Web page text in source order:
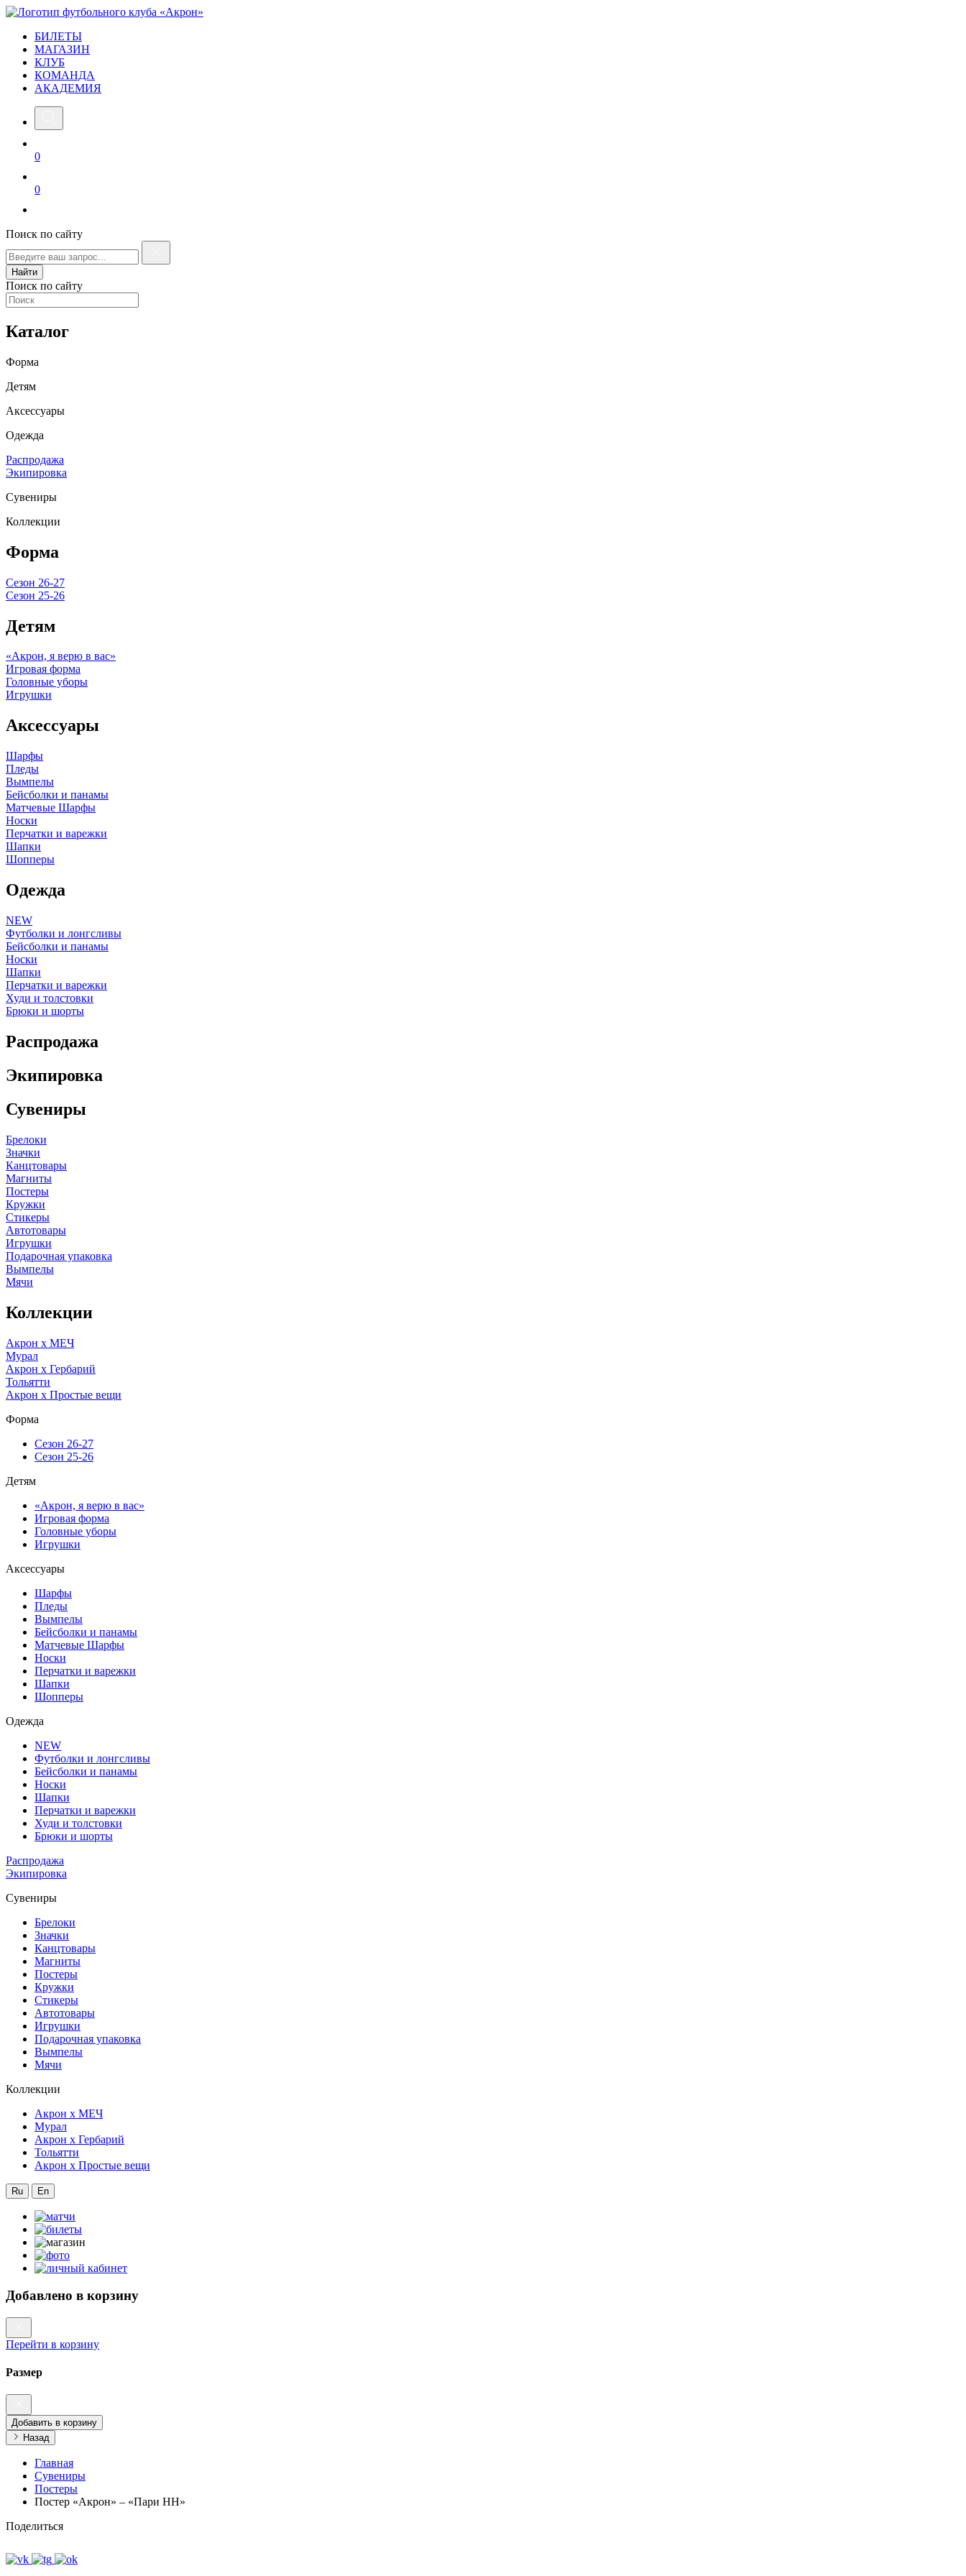
БИЛЕТЫ
МАГАЗИН
КЛУБ
КОМАНДА
АКАДЕМИЯ
0
0
Поиск по сайту
Найти
Поиск по сайту
Каталог
Форма
Детям
Аксессуары
Одежда
Распродажа
Экипировка
Сувениры
Коллекции
Форма
Сезон 26-27
Сезон 25-26
Детям
«Акрон, я верю в вас»
Игровая форма
Головные уборы
Игрушки
Аксессуары
Шарфы
Пледы
Вымпелы
Бейсболки и панамы
Матчевые Шарфы
Носки
Перчатки и варежки
Шапки
Шопперы
Одежда
NEW
Футболки и лонгсливы
Бейсболки и панамы
Носки
Шапки
Перчатки и варежки
Худи и толстовки
Брюки и шорты
Распродажа
Экипировка
Сувениры
Брелоки
Значки
Канцтовары
Магниты
Постеры
Кружки
Стикеры
Автотовары
Игрушки
Подарочная упаковка
Вымпелы
Мячи
Коллекции
Акрон x МЕЧ
Мурал
Акрон x Гербарий
Тольятти
Акрон x Простые вещи
Форма
Сезон 26-27
Сезон 25-26
Детям
«Акрон, я верю в вас»
Игровая форма
Головные уборы
Игрушки
Аксессуары
Шарфы
Пледы
Вымпелы
Бейсболки и панамы
Матчевые Шарфы
Носки
Перчатки и варежки
Шапки
Шопперы
Одежда
NEW
Футболки и лонгсливы
Бейсболки и панамы
Носки
Шапки
Перчатки и варежки
Худи и толстовки
Брюки и шорты
Распродажа
Экипировка
Сувениры
Брелоки
Значки
Канцтовары
Магниты
Постеры
Кружки
Стикеры
Автотовары
Игрушки
Подарочная упаковка
Вымпелы
Мячи
Коллекции
Акрон x МЕЧ
Мурал
Акрон x Гербарий
Тольятти
Акрон x Простые вещи
Ru En
Добавлено в корзину
Перейти в корзину
Размер
Добавить в корзину
Назад
Главная
Сувениры
Постеры
Постер «Акрон» – «Пари НН»
Поделиться